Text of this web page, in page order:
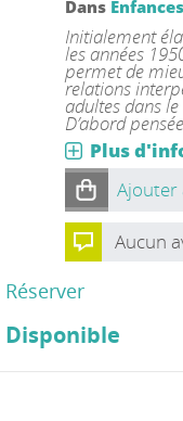
Dans
Initialement
les années
permet de
relations
adultes dans
D’abord
Plus
Ajouter
Aucun
Réserver
Disponible